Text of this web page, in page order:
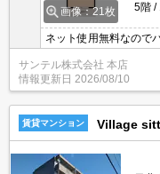
画像：21枚
5階
ネット使用無料なので
サンテル株式会社 本店
情報更新日 2026/08/10
賃貸マンション Village